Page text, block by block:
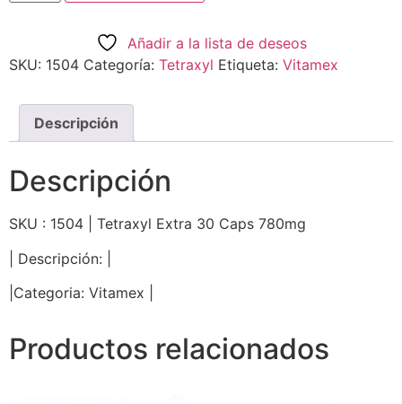
Añadir a la lista de deseos
SKU: 1504 Categoría: Tetraxyl Etiqueta: Vitamex
Descripción
Descripción
SKU : 1504 | Tetraxyl Extra 30 Caps 780mg
| Descripción: |
|Categoria: Vitamex |
Productos relacionados